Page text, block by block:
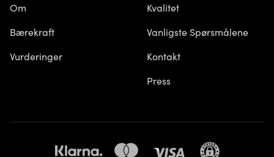
Om
Bærekraft
Vurderinger
Kvalitet
Vanligste Spørsmålene
Kontakt
Press